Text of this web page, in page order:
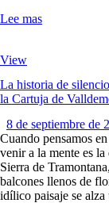
Lee mas
View
La historia de
la Cartuja de
8 de septiembre de
Cuando pensamos
venir a la mente es
Sierra de
balcones llenos de
idílico paisaje se